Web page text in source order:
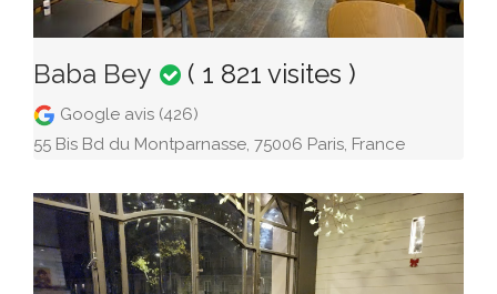
Baba Bey ( 1 821 visites )
Google avis (426)
55 Bis Bd du Montparnasse, 75006 Paris, France